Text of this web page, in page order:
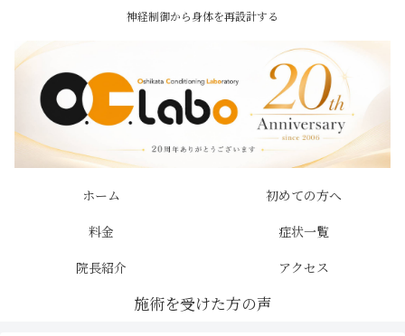
神経制御から身体を再設計する
ホーム
初めての方へ
料金
症状一覧
院長紹介
アクセス